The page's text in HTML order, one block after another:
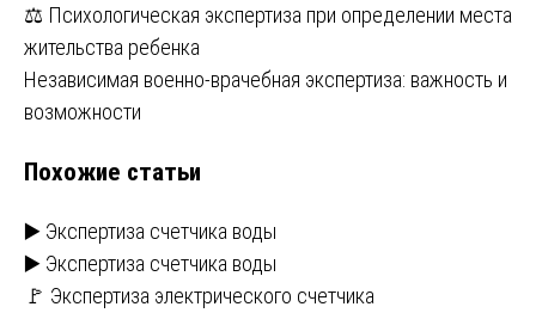
Навигация
по
записям
⚖️ Психологическая экспертиза при определении места
жительства ребенка
Независимая военно-врачебная экспертиза: важность и
возможности
Похожие статьи
▶️ Экспертиза счетчика воды
▶️ Экспертиза счетчика воды
🚩 Экспертиза электрического счетчика